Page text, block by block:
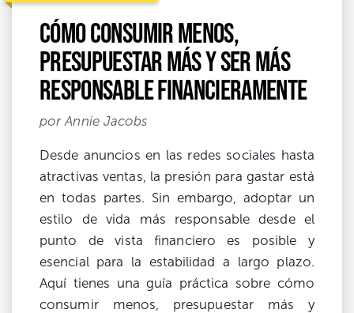
Cómo consumir menos,
presupuestar más y ser más
responsable financieramente
por Annie Jacobs
Desde anuncios en las redes sociales hasta
atractivas ventas, la presión para gastar está
en todas partes. Sin embargo, adoptar un
estilo de vida más responsable desde el
punto de vista financiero es posible y
esencial para la estabilidad a largo plazo.
Aquí tienes una guía práctica sobre cómo
consumir menos, presupuestar más y